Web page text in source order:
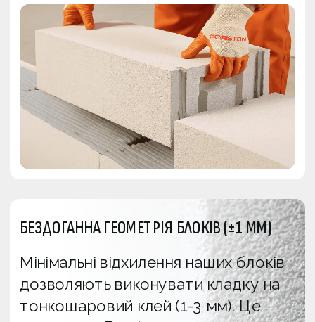
БЕЗДОГАННА ГЕОМЕТРІЯ БЛОКІВ (±1 ММ)
Мінімальні відхилення наших блоків
дозволяють виконувати кладку на
тонкошаровий клей (1-3 мм). Це